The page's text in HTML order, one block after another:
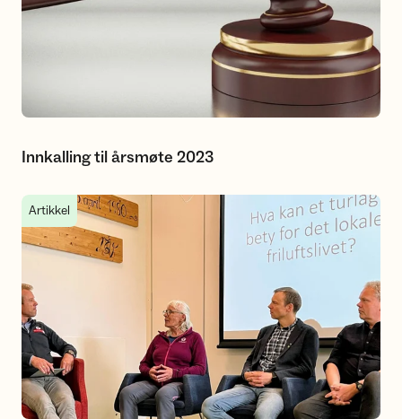
Innkalling til årsmøte 2023
Lillestrøm og Rælingen turlag er offisielt stiftet
Artikkel